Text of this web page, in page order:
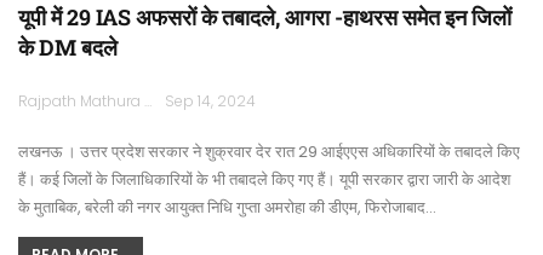
यूपी में 29 IAS अफसरों के तबादले, आगरा -हाथरस समेत इन जिलों
के DM बदले
Rajpath Mathura Sep 14, 2024
लखनऊ । उत्तर प्रदेश सरकार ने शुक्रवार देर रात 29 आईएएस अधिकारियों के तबादले किए
हैं। कई जिलों के जिलाधिकारियों के भी तबादले किए गए हैं। यूपी सरकार द्वारा जारी के आदेश
के मुताबिक, बरेली की नगर आयुक्त निधि गुप्ता अमरोहा की डीएम, फिरोजाबाद…